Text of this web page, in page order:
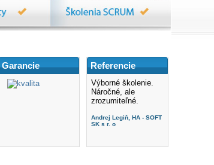
Garancie Referencie
Výborné školenie.
Náročné, ale
zrozumiteľné.
Andrej Legiň, HA - SOFT
SK s r. o